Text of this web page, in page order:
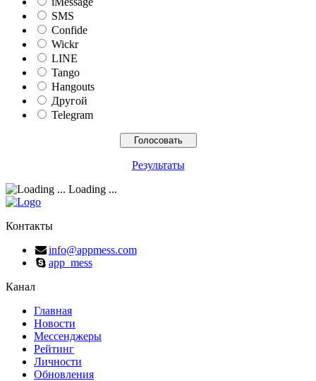
SMS
Confide
Wickr
LINE
Tango
Hangouts
Другой
Telegram
Результаты
Loading ...
Контакты
info@appmess.com
app_mess
Канал
Главная
Новости
Мессенджеры
Рейтинг
Личности
Обновления